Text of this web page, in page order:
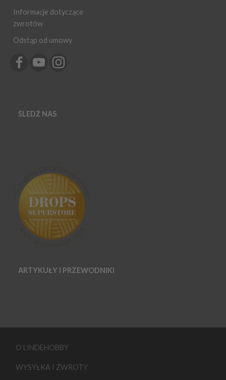
Informacje dotyczące
zwrotów
Odstąp od umowy
ŚLEDŹ NAS
ARTYKUŁY I PRZEWODNIKI
O LINDEHOBBY
WYSYŁKA I ZWROTY